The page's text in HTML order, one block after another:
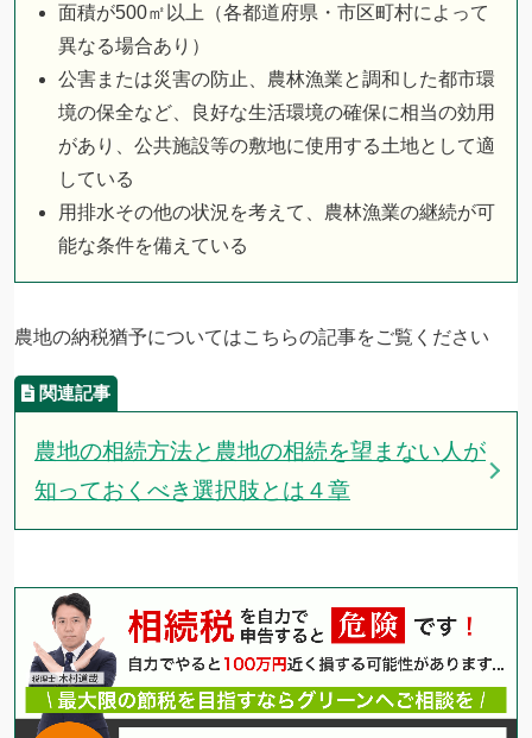
面積が500㎡以上（各都道府県・市区町村によって
異なる場合あり）
公害または災害の防止、農林漁業と調和した都市環
境の保全など、良好な生活環境の確保に相当の効用
があり、公共施設等の敷地に使用する土地として適
している
用排水その他の状況を考えて、農林漁業の継続が可
能な条件を備えている
農地の納税猶予についてはこちらの記事をご覧ください
農地の相続方法と農地の相続を望まない人が
知っておくべき選択肢とは４章